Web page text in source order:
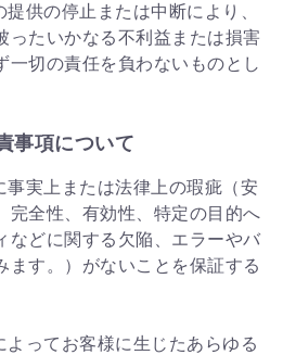
供の停止または中断により、
ったいかなる不利益または損害
一切の責任を負わないものとし
事項について
事実上または法律上の瑕疵（安
完全性、有効性、特定の目的へ
などに関する欠陥、エラーやバ
ます。）がないことを保証する
ってお客様に生じたあらゆる